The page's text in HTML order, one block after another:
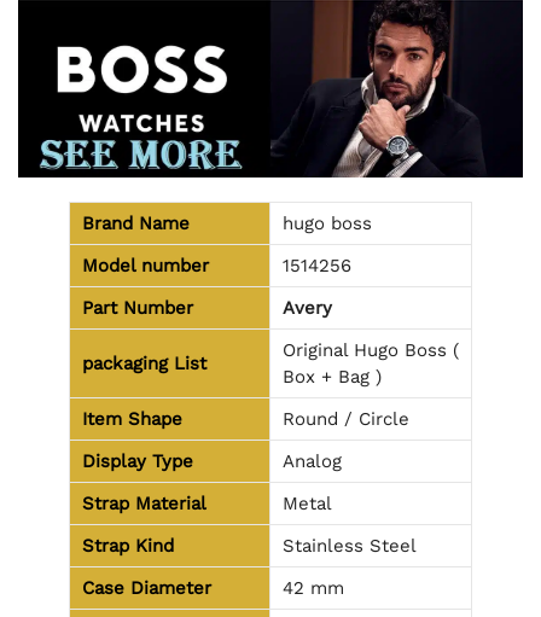
Brand Name
hugo boss
Model number
1514256
Part Number
Avery
packaging List
Original Hugo Boss (
Box + Bag )
Item Shape
Round / Circle
Display Type
Analog
Strap Material
Metal
Strap Kind
Stainless Steel
Case Diameter
42 mm